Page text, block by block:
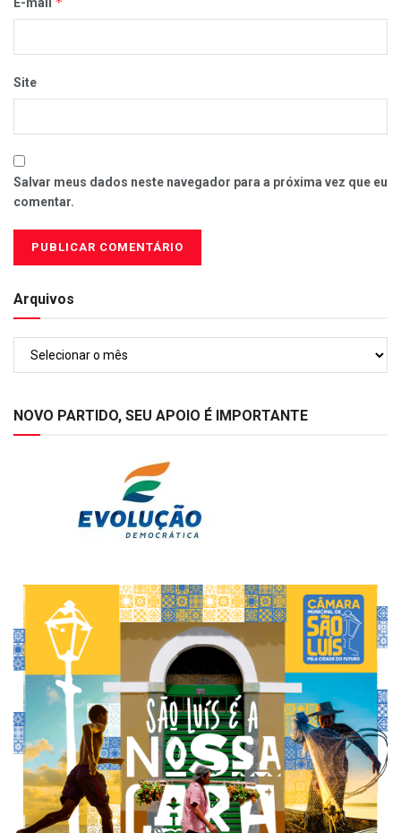
E-mail
Site
Salvar meus dados neste navegador para a próxima vez que eu
comentar.
Arquivos
Arquivos
NOVO PARTIDO, SEU APOIO É IMPORTANTE